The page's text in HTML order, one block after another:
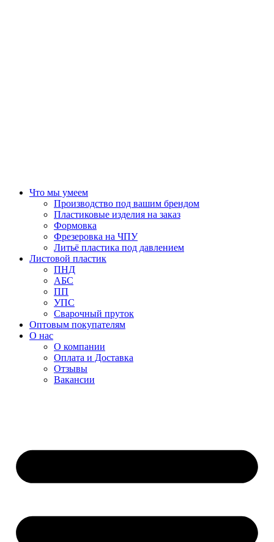
Что мы умеем
Производство под вашим брендом
Пластиковые изделия на заказ
Формовка
Фрезеровка на ЧПУ
Литьё пластика под давлением
Листовой пластик
ПНД
АБС
ПП
УПС
Сварочный пруток
Оптовым покупателям
О нас
О компании
Оплата и Доставка
Отзывы
Вакансии